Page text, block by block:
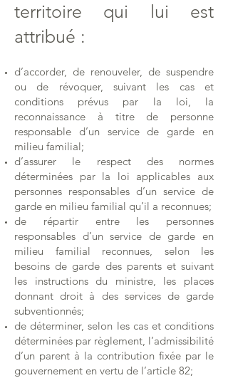
territoire qui lui est
attribué :
d’accorder, de renouveler, de suspendre
ou de révoquer, suivant les cas et
conditions prévus par la loi, la
reconnaissance à titre de personne
responsable d’un service de garde en
milieu familial;
d’assurer le respect des normes
déterminées par la loi applicables aux
personnes responsables d’un service de
garde en milieu familial qu’il a reconnues;
de répartir entre les personnes
responsables d’un service de garde en
milieu familial reconnues, selon les
besoins de garde des parents et suivant
les instructions du ministre, les places
donnant droit à des services de garde
subventionnés;
de déterminer, selon les cas et conditions
déterminées par règlement, l’admissibilité
d’un parent à la contribution fixée par le
gouvernement en vertu de l’article 82;